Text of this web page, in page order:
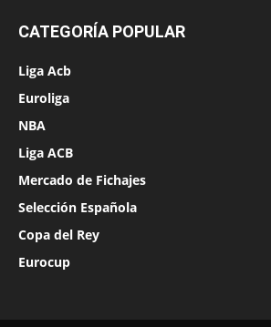
CATEGORÍA POPULAR
Liga Acb
Euroliga
NBA
Liga ACB
Mercado de Fichajes
Selección Española
Copa del Rey
Eurocup